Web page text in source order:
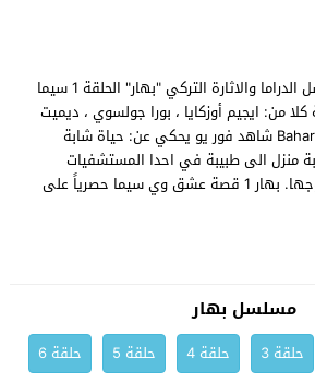
مشاهدة وتحميل مسلسل الدراما والاثارة التركي "بهار" الحلقة 1 سيما
من: ايجيم أوزكايا ، بورا جولسوي ، ديميت
إفجار ، محمد يلماز أك Bahar 1 شاهد فور يو يحكي عن: حياة شابة
منزل الى طبيبة في احدا المستشفيات
وتكتشف امور خاصة بزوجها. بهار 1 قصة عشق وي سيما حصرياً على
مسلسل بهار
حلقة 3 حلقة 4 حلقة 5
حلقة 6